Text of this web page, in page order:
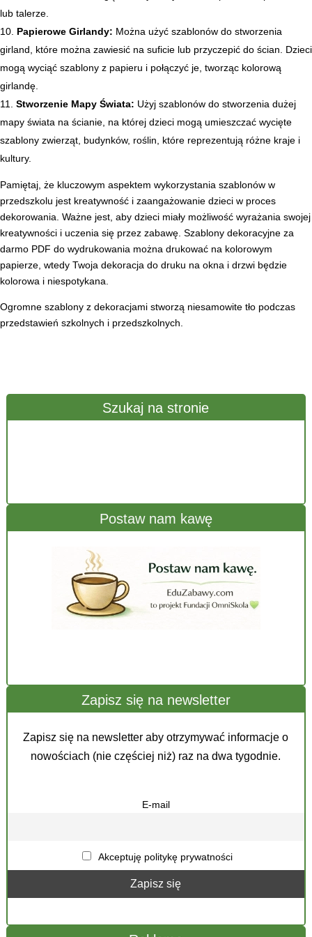
Szukaj na stronie
Postaw nam kawę
Zapisz się na newsletter
Zapisz się na newsletter aby otrzymywać informacje o
nowościach (nie częściej niż) raz na dwa tygodnie.
E-mail
Akceptuję politykę prywatności
lub talerze.
Papierowe Girlandy: Można użyć szablonów do stworzenia
girland, które można zawiesić na suficie lub przyczepić do ścian. Dzieci
mogą wyciąć szablony z papieru i połączyć je, tworząc kolorową
girlandę.
Stworzenie Mapy Świata: Użyj szablonów do stworzenia dużej
mapy świata na ścianie, na której dzieci mogą umieszczać wycięte
szablony zwierząt, budynków, roślin, które reprezentują różne kraje i
kultury.
Pamiętaj, że kluczowym aspektem wykorzystania szablonów w
przedszkolu jest kreatywność i zaangażowanie dzieci w proces
dekorowania. Ważne jest, aby dzieci miały możliwość wyrażania swojej
kreatywności i uczenia się przez zabawę. Szablony dekoracyjne za
darmo PDF do wydrukowania można drukować na kolorowym
papierze, wtedy Twoja dekoracja do druku na okna i drzwi będzie
kolorowa i niespotykana.
Ogromne szablony z dekoracjami stworzą niesamowite tło podczas
przedstawień szkolnych i przedszkolnych.